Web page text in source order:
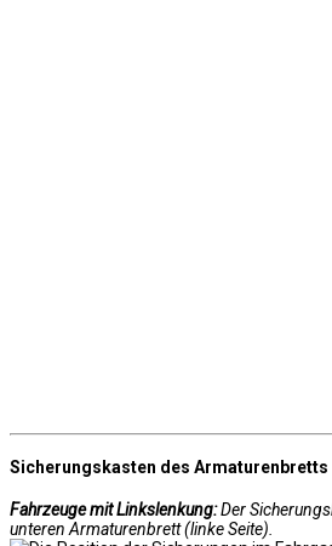
Sicherungskasten des Armaturenbretts
Fahrzeuge mit Linkslenkung:Der
unteren Armaturenbrett (linke Seite).